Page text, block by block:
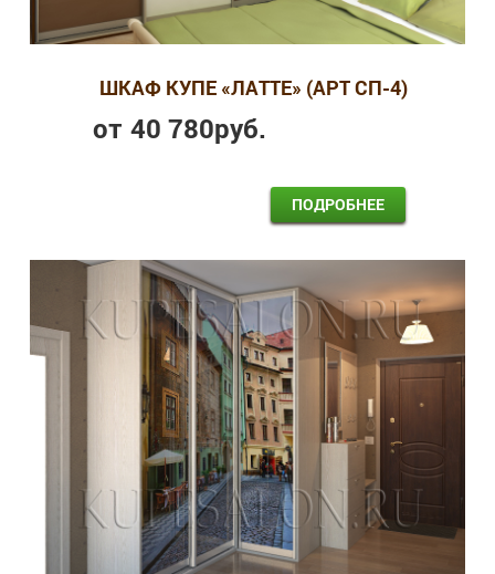
ШКАФ КУПЕ «ЛАТТЕ» (АРТ СП-4)
от 40 780руб.
ПОДРОБНЕЕ